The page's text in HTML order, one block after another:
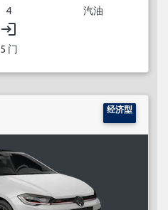
4 汽油
login
5 门
经济型